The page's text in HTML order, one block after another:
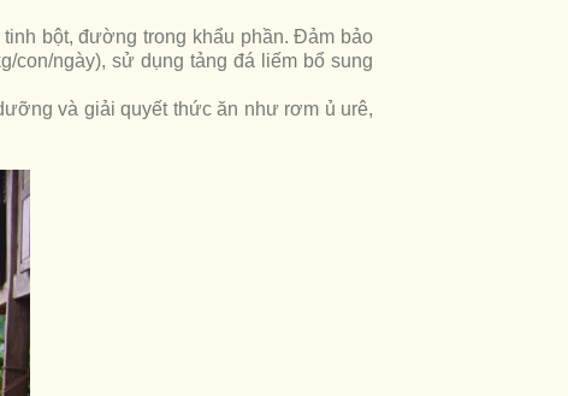
bột, đường trong khẩu phần. Đảm bảo
con/ngày), sử dụng tảng đá liếm bổ sung
và giải quyết thức ăn như rơm ủ urê,